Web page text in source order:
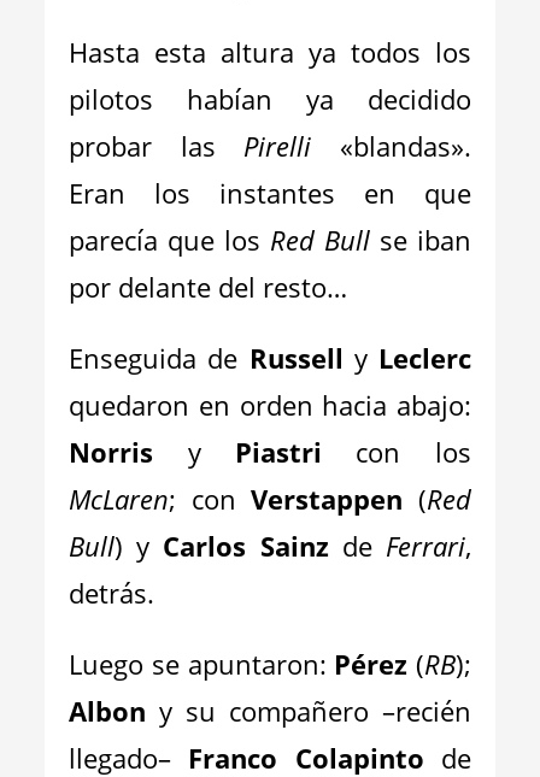
Hasta esta altura ya todos los
pilotos habían ya decidido
probar las Pirelli «blandas».
Eran los instantes en que
parecía que los Red Bullse iban
por delante del resto…
Enseguida de Russell y Leclerc
quedaron en orden hacia abajo:
Norris y Piastri con los
McLaren; conVerstappen (Red
Bull) y Carlos Sainz de Ferrari,
detrás.
Luego se apuntaron: Pérez (RB);
Albon y su compañero –recién
llegado– Franco Colapinto de